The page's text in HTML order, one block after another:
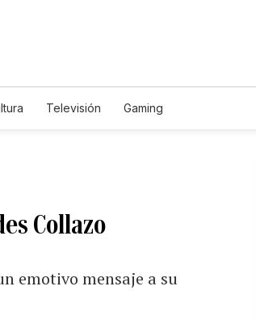
Televisión Gaming
Collazo
emotivo mensaje a su